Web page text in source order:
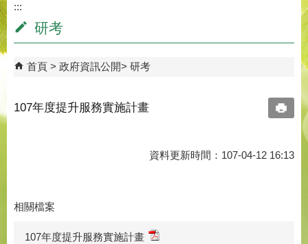
:::
研考
首頁 政府資訊公開 研考
107年度提升服務實施計畫
資料更新時間：107-04-12 16:13
相關檔案
107年度提升服務實施計畫